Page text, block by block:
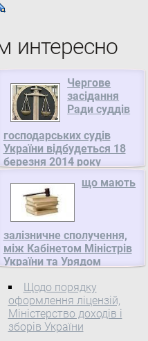
интересно
Чергове
засідання
Ради суддів
господарських судів
України відбудеться 18
березня 2014 року
Чергове засідання
Ради суддів
господарських судів
України відбудеться 18
березня 2014 року об
11:00 в приміщенні
суду України. За
додатковою інформацією
та з питань ...
що мають
залізничне сполучення,
між Кабінетом Міністрів
України та Урядом
Кабінет Міністрів України
Про затвердження
Правил з організації
Щодо порядку
оформлення ліцензій,
Міністерство доходів і
зборів України